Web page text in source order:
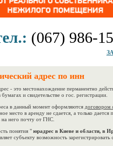
(067) 986-
адрес по инн
- это местонахождение перманентно
бумагах и свидетельстве о гос. регистрации.
в данный момент оформляются договором
место в аренду не сдается, а только
на него почту от ГНС.
понятия " юрадрес в Киеве и области, в
субъекту возможность